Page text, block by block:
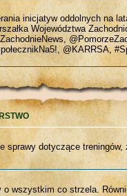
inicjatyw oddolnych na
Województwa
@KARRSA,
sprawy dotyczące treningów,
o wszystkim co strzela.